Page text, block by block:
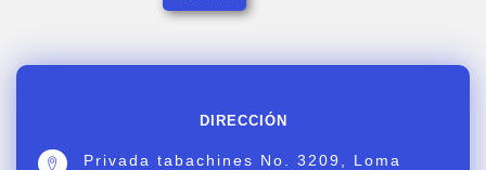
DIRECCIÓN
Privada tabachines No. 3209, Loma